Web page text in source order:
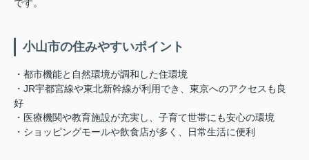
です。
小山市の住みやすいポイント
・都市機能と自然環境が調和した住環境
・JR宇都宮線や東北新幹線が利用でき、東京へのアクセスも良
好
・医療機関や教育施設が充実し、子育て世帯にも安心の環境
・ショッピングモールや飲食店が多く、日常生活に便利